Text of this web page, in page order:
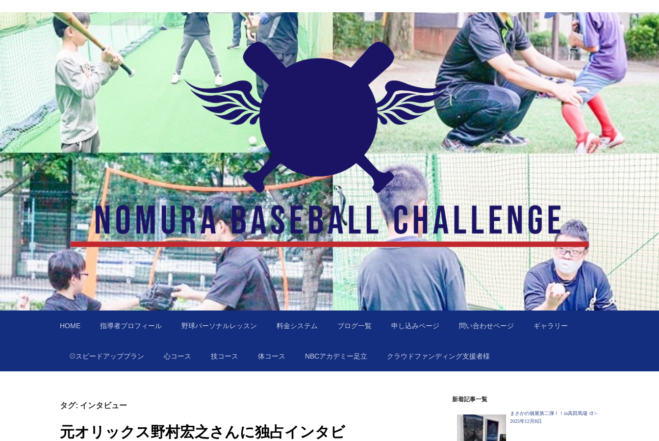
あなたの住んでる地域に行きます！
訪問型野球教室野村ベースボールチャレンジ（NBC）
HOME 指導者プロフィール 野球パーソナルレッスン 料金システム ブログ一覧 申し込みページ 問い合わせページ ギャラリー
⚾️スピードアッププラン 心コース 技コース 体コース NBCアカデミー足立 クラウドファンディング支援者様
タグ: インタビュー
元オリックス野村宏之さんに独占インタビ
新着記事一覧
まさかの個展第二弾！！in高田馬場 🎨✨
2025年12月8日